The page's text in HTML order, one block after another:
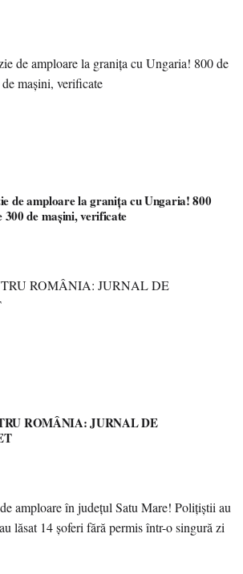
de amploare la granița cu Ungaria! 800
300 de mașini, verificate
ROMÂNIA: JURNAL DE